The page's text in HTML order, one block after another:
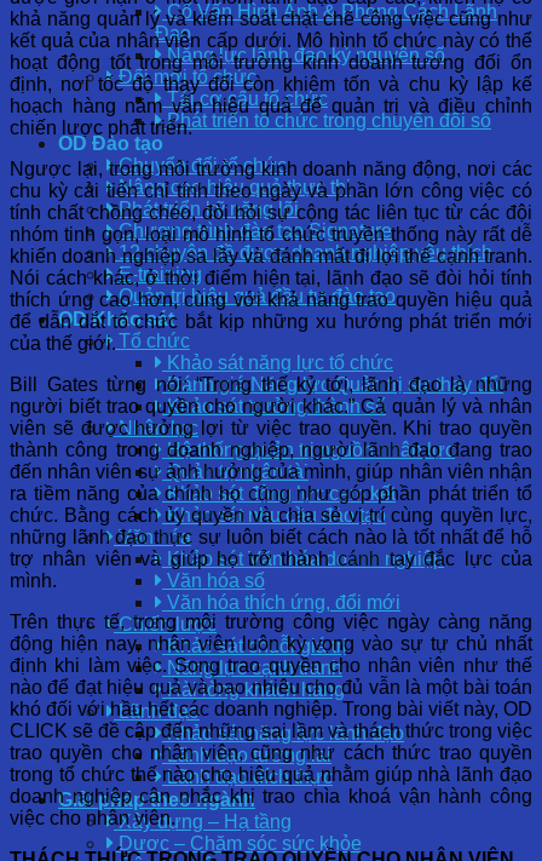
Cố Vấn Hình Ảnh & Phong Cách Lãnh
Đạo
Năng lực lãnh đạo kỷ nguyên số
Đổi mới tổ chức
Tái cơ cấu tổ chức
Phát triển tổ chức trong chuyển đổi số
OD Đào tạo
Chuyển đổi tổ chức
Nâng cao hiệu quả thực thi
Phát triển kỹ năng lõi
Chương trình đào tạo Signature
12 chuyên đề được doanh nghiệp yêu thích
E-training
Quản trị hiệu quả đầu tư đào tạo
OD Khảo sát
Tổ chức
Khảo sát năng lực tổ chức
Đánh giá Năng lực Quản trị sự thay đổi
Khảo sát trưởng thành số
Nhân lực
Hệ thống quản trị nguồn nhân lực
Quản trị nhân tài
Khảo sát động lực cam kết
Khảo sát nhu cầu đào tạo
Văn hóa
Khảo sát Văn hóa doanh nghiệp
Văn hóa số
Văn hóa thích ứng, đổi mới
Chiến lược
Khảo sát chuỗi giá trị
Năng lực cạnh tranh
Hài lòng khách hàng
Lãnh đạo
Khảo sát năng lực lãnh đạo
Lãnh đạo tương lai
Lãnh đạo đích thực
Giải pháp theo ngành
Xây dựng – Hạ tầng
Dược – Chăm sóc sức khỏe
khả năng quản lý và kiểm soát chặt chẽ công việc cũng như
kết quả của nhân viên cấp dưới. Mô hình tổ chức này có thể
hoạt động tốt trong môi trường kinh doanh tương đối ổn
định, nơi tốc độ thay đổi còn khiêm tốn và chu kỳ lập kế
hoạch hàng năm vẫn hiệu quả để quản trị và điều chỉnh
chiến lược phát triển.
Ngược lại, trong môi trường kinh doanh năng động, nơi các
chu kỳ cải tiến chỉ tính theo ngày và phần lớn công việc có
tính chất chồng chéo, đòi hỏi sự cộng tác liên tục từ các đội
nhóm tinh gọn, loại mô hình tổ chức truyền thống này rất dễ
khiến doanh nghiệp sa lầy và đánh mất đi lợi thế cạnh tranh.
Nói cách khác, ở thời điểm hiện tại, lãnh đạo sẽ đòi hỏi tính
thích ứng cao hơn, cùng với khả năng trao quyền hiệu quả
để dẫn dắt tổ chức bắt kịp những xu hướng phát triển mới
của thế giới.
Bill Gates từng nói: “Trong thế kỷ tới, lãnh đạo là những
người biết trao quyền cho người khác.” Cả quản lý và nhân
viên sẽ được hưởng lợi từ việc trao quyền. Khi trao quyền
thành công trong doanh nghiệp, người lãnh đạo đang trao
đến nhân viên sự ảnh hưởng của mình, giúp nhân viên nhận
ra tiềm năng của chính họ cũng như góp phần phát triển tổ
chức. Bằng cách ủy quyền và chia sẻ vị trí cùng quyền lực,
những lãnh đạo thực sự luôn biết cách nào là tốt nhất để hỗ
trợ nhân viên và giúp họ trở thành cánh tay đắc lực của
mình.
Trên thực tế, trong môi trường công việc ngày càng năng
động hiện nay, nhân viên luôn kỳ vọng vào sự tự chủ nhất
định khi làm việc. Song trao quyền cho nhân viên như thế
nào để đạt hiệu quả và bao nhiêu cho đủ vẫn là một bài toán
khó đối với hầu hết các doanh nghiệp. Trong bài viết này, OD
CLICK sẽ đề cập đến những sai lầm và thách thức trong việc
trao quyền cho nhân viên, cũng như cách thức trao quyền
trong tổ chức thế nào cho hiệu quả nhằm giúp nhà lãnh đạo
doanh nghiệp cân nhắc khi trao chìa khoá vận hành công
việc cho nhân viên.